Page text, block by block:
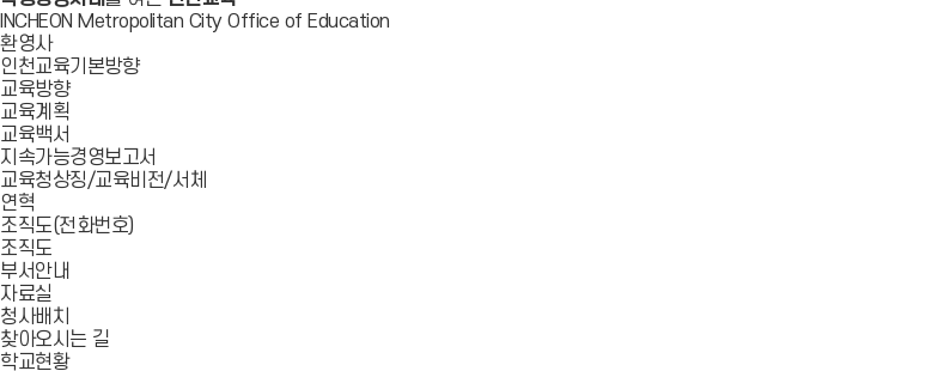
INCHEON Metropolitan City Office of Education
환영사
인천교육기본방향
교육방향
교육계획
교육백서
지속가능경영보고서
교육청상징/교육비전/서체
연혁
조직도(전화번호)
조직도
부서안내
자료실
청사배치
찾아오시는 길
학교현황